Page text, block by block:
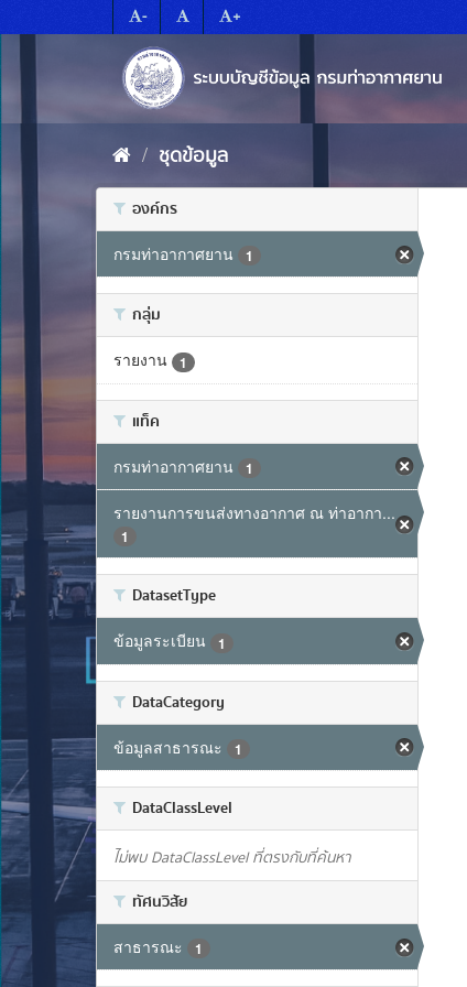
to
- +
ชุดข้อมูล
องค์กร
กรมท่าอากาศยาน 1
กลุ่ม
รายงาน 1
แท็ค
กรมท่าอากาศยาน 1
รายงานการขนส่งทางอากาศ ณ ท่าอากา...
1
DatasetType
ข้อมูลระเบียน 1
DataCategory
ข้อมูลสาธารณะ 1
DataClassLevel
ไม่พบ DataClassLevel ที่ตรงกับที่ค้นหา
ทัศนวิสัย
สาธารณะ 1